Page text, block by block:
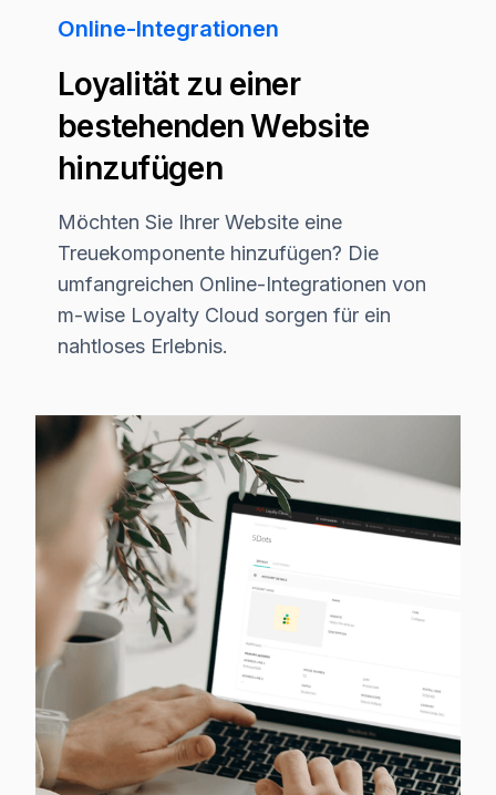
Online-Integrationen
Loyalität zu einer
bestehenden Website
hinzufügen
Möchten Sie Ihrer Website eine
Treuekomponente hinzufügen? Die
umfangreichen Online-Integrationen von
m-wise Loyalty Cloud sorgen für ein
nahtloses Erlebnis.